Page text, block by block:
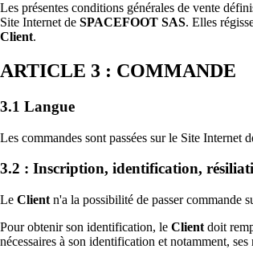
Les présentes conditions générales de vente
Site Internet de SPACEFOOT SAS. Elles
Client.
ARTICLE 3 : COMMANDE
3.1 Langue
Les commandes sont passées sur le Site Internet
3.2 : Inscription, identification,
Le Client n'a la possibilité de passer commande
Pour obtenir son identification, le Client doit
nécessaires à son identification et notamment,